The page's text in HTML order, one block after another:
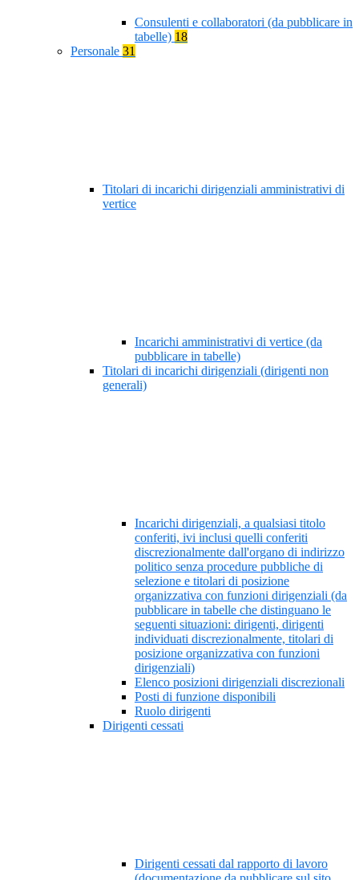
Consulenti e collaboratori (da pubblicare in
tabelle) 18
Personale 31
Titolari di incarichi dirigenziali amministrativi di
vertice
Incarichi amministrativi di vertice (da
pubblicare in tabelle)
Titolari di incarichi dirigenziali (dirigenti non
generali)
Incarichi dirigenziali, a qualsiasi titolo
conferiti, ivi inclusi quelli conferiti
discrezionalmente dall'organo di indirizzo
politico senza procedure pubbliche di
selezione e titolari di posizione
organizzativa con funzioni dirigenziali (da
pubblicare in tabelle che distinguano le
seguenti situazioni: dirigenti, dirigenti
individuati discrezionalmente, titolari di
posizione organizzativa con funzioni
dirigenziali)
Elenco posizioni dirigenziali discrezionali
Posti di funzione disponibili
Ruolo dirigenti
Dirigenti cessati
Dirigenti cessati dal rapporto di lavoro